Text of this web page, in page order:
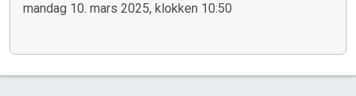
mandag 10. mars 2025, klokken 10:50